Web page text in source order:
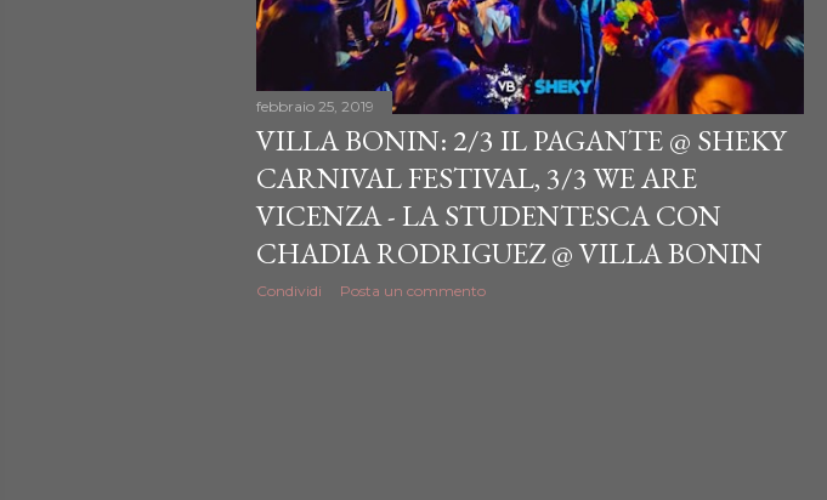
febbraio 25, 2019
VILLA BONIN: 2/3 IL PAGANTE @ SHEKY
CARNIVAL FESTIVAL, 3/3 WE ARE
VICENZA - LA STUDENTESCA CON
CHADIA RODRIGUEZ @ VILLA BONIN
Condividi Posta un commento